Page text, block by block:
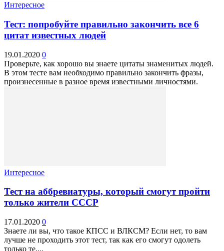
Интересное
Тест: попробуйте правильно закончить все 6
цитат известных людей
19.01.2020 0
Проверьте, как хорошо вы знаете цитаты знаменитых людей.
В этом тесте вам необходимо правильно закончить фразы,
произнесенные в разное время известными личностями.
Интересное
Тест на аббревиатуры, который смогут пройти
только жители СССР
17.01.2020 0
Знаете ли вы, что такое КПСС и ВЛКСМ? Если нет, то вам
лучше не проходить этот тест, так как его смогут одолеть
только те,...